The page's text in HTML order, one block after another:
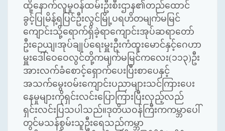
ထို့နောက်လူမှုဝန်ထမ်းဦးစီးဌာန၏တည်ထောင်
ခွင့်ပြုမိန့်ရပြင်ဦးလွင်မြို့ပရဟိတမျက်မမြင်
ကျောင်းသို့ရောက်ရှိခဲ့ရာကျောင်းအုပ်ဆရာတော်
ဦးဉေယျ၊အုပ်ချုပ်ရေးမှူးဦးကံထူးမောင်နှင့်ဂေဟာ
မှူးဒေါ်ဝေဝေလွင်တို့ကမျက်မမြင်ကလေး(၁၁၃)ဦး
အားလက်ခံစောင့်ရှောက်ပေးပြီးစာပေနှင့်
အသက်မွေးဝမ်းကျောင်းပညာများသင်ကြားပေး
နေမှုများကိုရှင်းလင်းပြောကြားပြီးလှည့်လည်
ရှင်းလင်းပြသပါသည်။ဒုတိယဝန်ကြီးကကမ္ဘာပေါ်
တွင်မသန်စွမ်းသူဦးရေသည်ကမ္ဘာ